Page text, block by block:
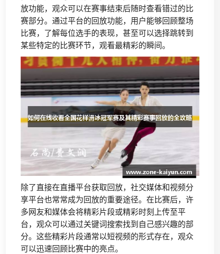
放功能，观众可以在赛事结束后随时查看错过的比
赛部分。通过平台的回放功能，用户能够回顾整场
比赛，了解每位选手的表现，甚至可以选择跳转到
某些特定的比赛环节，观看最精彩的瞬间。
除了直接在直播平台获取回放，社交媒体和视频分
享平台也常常成为回放的重要途径。在比赛后，许
多网友和媒体会将精彩片段或精彩时刻上传至平
台，观众可以通过关键词搜索找到自己感兴趣的部
分。这些精彩片段通常以短视频的形式存在，观众
可以迅速回顾比赛中的亮点。